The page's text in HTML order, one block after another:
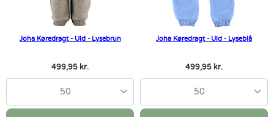
Joha Køredragt - Uld - Lysebrun
499,95 kr.
50
Joha Køredragt - Uld - Lyseblå
499,95 kr.
50